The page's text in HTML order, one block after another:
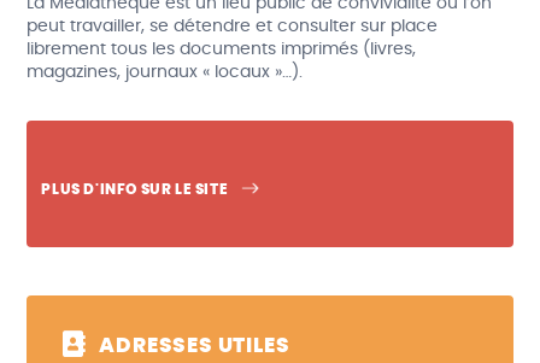
La Médiathèque est un lieu public de convivialité où l’on
peut travailler, se détendre et consulter sur place
librement tous les documents imprimés (livres,
magazines, journaux « locaux »…).
PLUS D'INFO SUR LE SITE
ADRESSES UTILES